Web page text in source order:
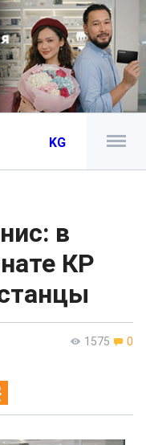
KG
в
КР
1575 0